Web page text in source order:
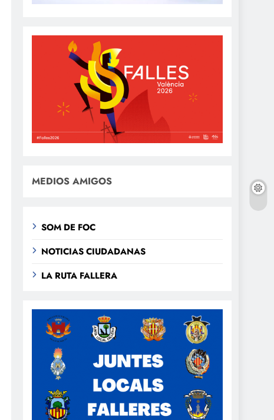
MEDIOS AMIGOS
SOM DE FOC
NOTICIAS CIUDADANAS
LA RUTA FALLERA